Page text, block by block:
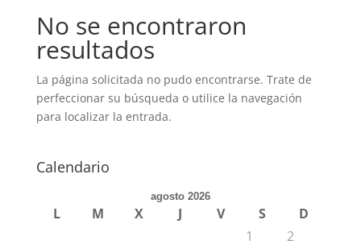
No se encontraron
resultados
La página solicitada no pudo encontrarse. Trate de
perfeccionar su búsqueda o utilice la navegación
para localizar la entrada.
Calendario
agosto 2026
L M X J V S
D
1
2